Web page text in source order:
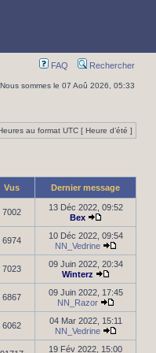
FAQ Rechercher
Nous sommes le 07 Aoû 2026, 05:33
au format UTC [ Heure d’été ]
Vus Dernier message
7002
13 Déc 2022, 09:52
Bex
6974
10 Déc 2022, 09:54
NN_Vedrine
7023
09 Juin 2022, 20:34
Winterz
6867
09 Juin 2022, 17:45
NN_Razor
6062
04 Mar 2022, 15:11
NN_Vedrine
19 Fév 2022, 15:00